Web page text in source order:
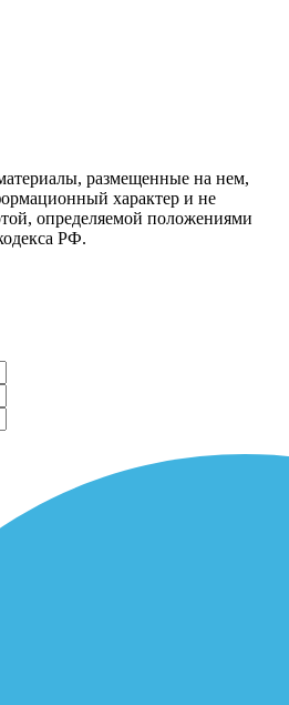
размещенные на нем,
характер и не
определяемой положениями
РФ.